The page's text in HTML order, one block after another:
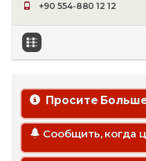
+90 554-880 12 12
Просите
Сообщить, когда